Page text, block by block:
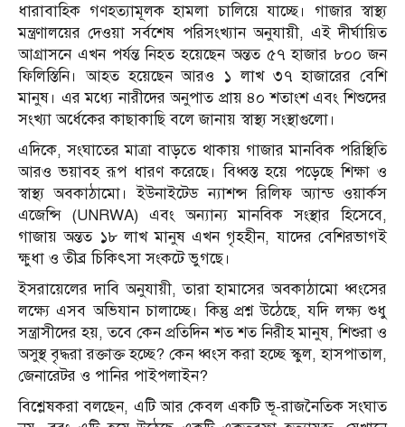
ধারাবাহিক গণহত্যামূলক হামলা চালিয়ে যাচ্ছে। গাজার স্বাস্থ্য
মন্ত্রণালয়ের দেওয়া সর্বশেষ পরিসংখ্যান অনুযায়ী, এই দীর্ঘায়িত
আগ্রাসনে এখন পর্যন্ত নিহত হয়েছেন অন্তত ৫৭ হাজার ৮০০ জন
ফিলিস্তিনি। আহত হয়েছেন আরও ১ লাখ ৩৭ হাজারের বেশি
মানুষ। এর মধ্যে নারীদের অনুপাত প্রায় ৪০ শতাংশ এবং শিশুদের
সংখ্যা অর্ধেকের কাছাকাছি বলে জানায় স্বাস্থ্য সংস্থাগুলো।
এদিকে, সংঘাতের মাত্রা বাড়তে থাকায় গাজার মানবিক পরিস্থিতি
আরও ভয়াবহ রূপ ধারণ করেছে। বিধ্বস্ত হয়ে পড়েছে শিক্ষা ও
স্বাস্থ্য অবকাঠামো। ইউনাইটেড ন্যাশন্স রিলিফ অ্যান্ড ওয়ার্কস
এজেন্সি (UNRWA) এবং অন্যান্য মানবিক সংস্থার হিসেবে,
গাজায় অন্তত ১৮ লাখ মানুষ এখন গৃহহীন, যাদের বেশিরভাগই
ক্ষুধা ও তীব্র চিকিৎসা সংকটে ভুগছে।
ইসরায়েলের দাবি অনুযায়ী, তারা হামাসের অবকাঠামো ধ্বংসের
লক্ষ্যে এসব অভিযান চালাচ্ছে। কিন্তু প্রশ্ন উঠেছে, যদি লক্ষ্য শুধু
সন্ত্রাসীদের হয়, তবে কেন প্রতিদিন শত শত নিরীহ মানুষ, শিশুরা ও
অসুস্থ বৃদ্ধরা রক্তাক্ত হচ্ছে? কেন ধ্বংস করা হচ্ছে স্কুল, হাসপাতাল,
জেনারেটর ও পানির পাইপলাইন?
বিশ্লেষকরা বলছেন, এটি আর কেবল একটি ভূ-রাজনৈতিক সংঘাত